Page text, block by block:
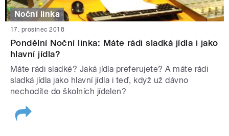
Noční linka
17. prosinec 2018
Pondělní Noční linka: Máte rádi sladká jídla i jako
hlavní jídla?
Máte rádi sladké? Jaká jídla preferujete? A máte rádi
sladká jídla jako hlavní jídla i teď, když už dávno
nechodíte do školních jídelen?